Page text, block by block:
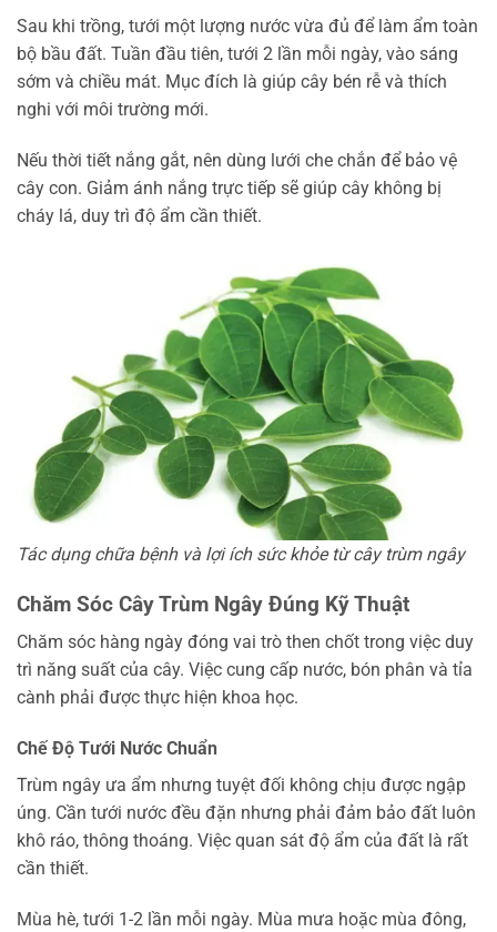
Sau khi trồng, tưới một lượng nước vừa đủ để làm ẩm toàn
bộ bầu đất. Tuần đầu tiên, tưới 2 lần mỗi ngày, vào sáng
sớm và chiều mát. Mục đích là giúp cây bén rễ và thích
nghi với môi trường mới.
Nếu thời tiết nắng gắt, nên dùng lưới che chắn để bảo vệ
cây con. Giảm ánh nắng trực tiếp sẽ giúp cây không bị
cháy lá, duy trì độ ẩm cần thiết.
Tác dụng chữa bệnh và lợi ích sức khỏe từ cây trùm ngây
Chăm Sóc Cây Trùm Ngây Đúng Kỹ Thuật
Chăm sóc hàng ngày đóng vai trò then chốt trong việc duy
trì năng suất của cây. Việc cung cấp nước, bón phân và tỉa
cành phải được thực hiện khoa học.
Chế Độ Tưới Nước Chuẩn
Trùm ngây ưa ẩm nhưng tuyệt đối không chịu được ngập
úng. Cần tưới nước đều đặn nhưng phải đảm bảo đất luôn
khô ráo, thông thoáng. Việc quan sát độ ẩm của đất là rất
cần thiết.
Mùa hè, tưới 1-2 lần mỗi ngày. Mùa mưa hoặc mùa đông,